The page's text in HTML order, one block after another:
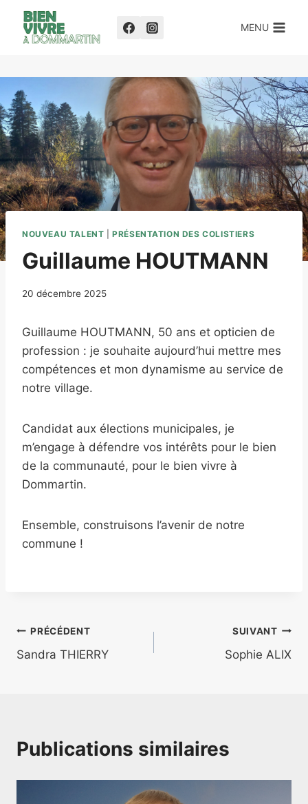
MENU
NOUVEAU TALENT |PRÉSENTATION DES COLISTIERS
Guillaume HOUTMANN
20 décembre 2025
Guillaume HOUTMANN, 50 ans et opticien de
profession : je souhaite aujourd’hui mettre mes
compétences et mon dynamisme au service de
notre village.
Candidat aux élections municipales, je
m’engage à défendre vos intérêts pour le bien
de la communauté, pour le bien vivre à
Dommartin.
Ensemble, construisons l’avenir de notre
commune !
PRÉCÉDENT
Sandra THIERRY
SUIVANT
Sophie ALIX
Publications similaires